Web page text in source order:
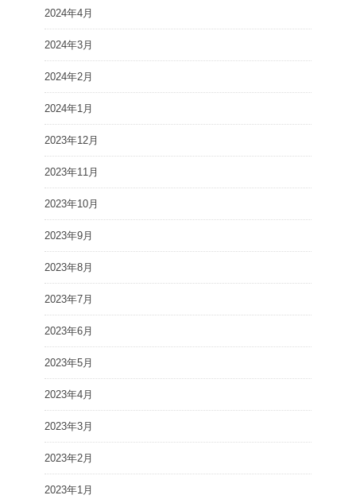
2024年4月
2024年3月
2024年2月
2024年1月
2023年12月
2023年11月
2023年10月
2023年9月
2023年8月
2023年7月
2023年6月
2023年5月
2023年4月
2023年3月
2023年2月
2023年1月